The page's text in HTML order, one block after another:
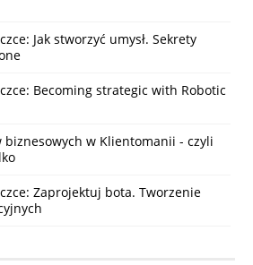
Jak stworzyć umysł. Sekrety
Becoming strategic with Robotic
biznesowych w Klientomanii - czyli
Zaprojektuj bota. Tworzenie